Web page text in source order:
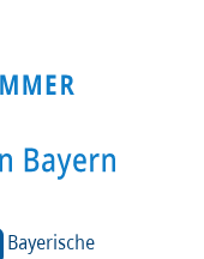
Bayerische